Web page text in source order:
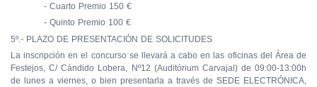
- Cuarto Premio 150 €
- Quinto Premio 100 €
5º.- PLAZO DE PRESENTACIÓN DE SOLICITUDES
La inscripción en el concurso se llevará a cabo en las oficinas del Área de
Festejos, C/ Cándido Lobera, Nº12 (Auditórium Carvajal) de 09:00-13:00h
de lunes a viernes, o bien presentarla a través de SEDE ELECTRÓNICA,